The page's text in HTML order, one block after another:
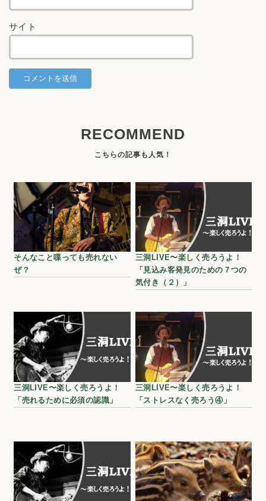
サイト
RECOMMEND
そんなこと喋っても売れない
ぜ？
三洞LIVE〜楽しく売ろうよ！
「見込み客発見のための７つの
気付き（２）」
三洞LIVE〜楽しく売ろうよ！
「売れるために必須の認識」
三洞LIVE〜楽しく売ろうよ！
「ストレスなく売ろう④」